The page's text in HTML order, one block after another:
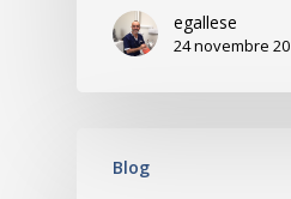
egallese
24 novembre
Blog